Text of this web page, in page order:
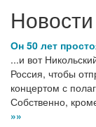
Он 50 лет
...и вот
Россия, чтобы
концертом с
Собственно,
»»